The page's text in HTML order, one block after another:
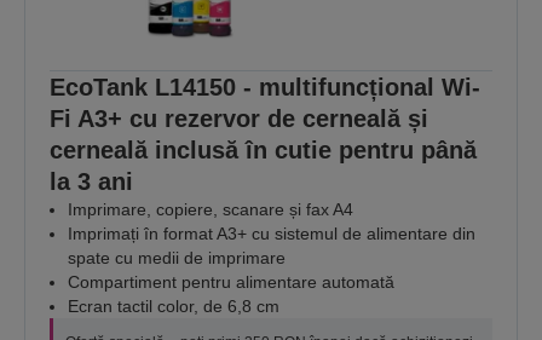
EcoTank L14150 - multifuncțional Wi-
Fi A3+ cu rezervor de cerneală și
cerneală inclusă în cutie pentru până
la 3 ani
Imprimare, copiere, scanare și fax A4
Imprimați în format A3+ cu sistemul de alimentare din
spate cu medii de imprimare
Compartiment pentru alimentare automată
Ecran tactil color, de 6,8 cm